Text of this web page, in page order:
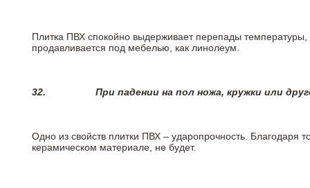
Плитка ПВХ спокойно выдерживает перепады температуры,
продавливается под мебелью, как линолеум.
32. При падении на пол ножа, кружки или
Одно из свойств плитки ПВХ – ударопрочность. Благодаря
керамическом материале, не будет.